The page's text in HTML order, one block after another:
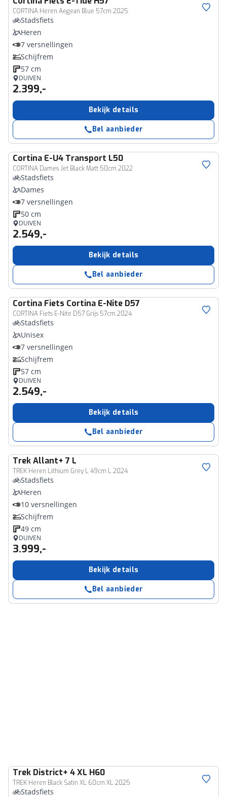
CORTINA Heren Aegean Blue 57cm 2025
Stadsfiets
Heren
7 versnellingen
Schijfrem
57 cm
DUIVEN
2.399,-
Bekijk details
Bel aanbieder
Cortina E-U4 Transport L50
CORTINA Dames Jet Black Matt 50cm 2022
Stadsfiets
Dames
7 versnellingen
50 cm
DUIVEN
2.549,-
Bekijk details
Bel aanbieder
Cortina Fiets Cortina E-Nite D57
CORTINA Fiets E-Nite D57 Grijs 57cm 2024
Stadsfiets
Unisex
7 versnellingen
Schijfrem
57 cm
DUIVEN
2.549,-
Bekijk details
Bel aanbieder
TrekAllant+ 7 L
TREK Heren Lithium Grey L 49cm L 2024
Stadsfiets
Heren
10 versnellingen
Schijfrem
49 cm
DUIVEN
3.999,-
Bekijk details
Bel aanbieder
Trek District+ 4 XL H60
TREK Heren Black Satin XL 60cm XL 2025
Stadsfiets